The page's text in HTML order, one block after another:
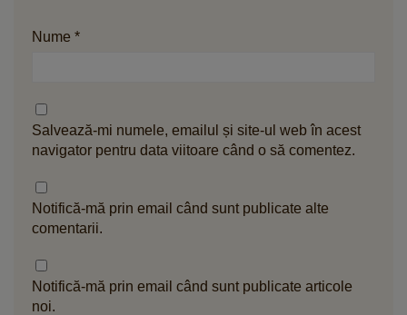
Nume *
Salvează-mi numele, emailul și site-ul web în acest
navigator pentru data viitoare când o să comentez.
Notifică-mă prin email când sunt publicate alte
comentarii.
Notifică-mă prin email când sunt publicate articole
noi.